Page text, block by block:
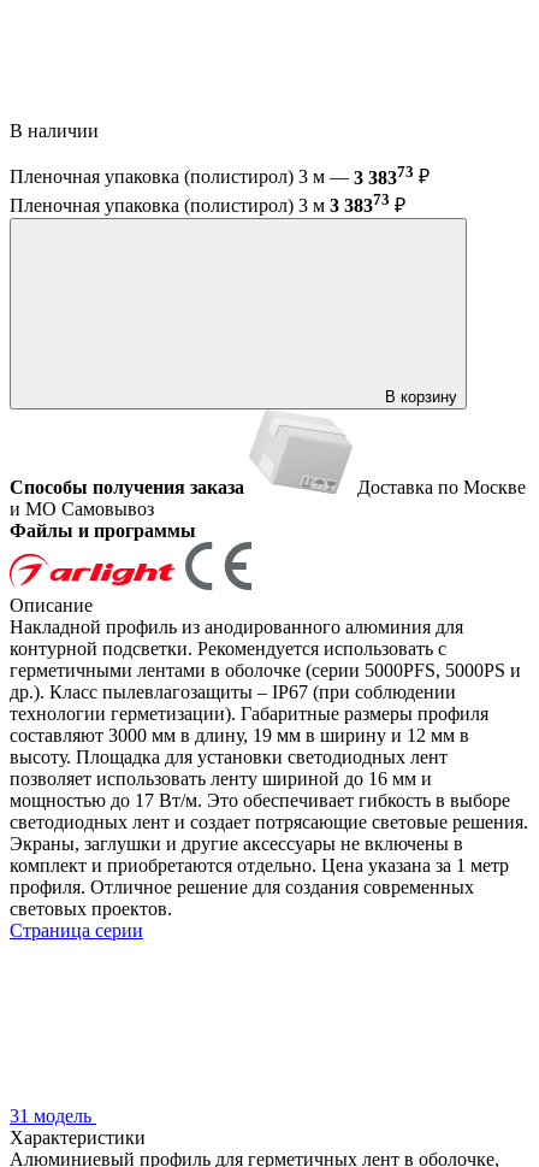
В наличии
Пленочная упаковка (полистирол) 3 м — 3 38373 ₽
Пленочная упаковка (полистирол) 3 м 3 38373 ₽
В корзину
Способы получения заказа
Доставка по Москве
и МО Самовывоз
Файлы и программы
Описание
Накладной профиль из анодированного алюминия для
контурной подсветки. Рекомендуется использовать с
герметичными лентами в оболочке (серии 5000PFS, 5000PS и
др.). Класс пылевлагозащиты – IP67 (при соблюдении
технологии герметизации). Габаритные размеры профиля
составляют 3000 мм в длину, 19 мм в ширину и 12 мм в
высоту. Площадка для установки светодиодных лент
позволяет использовать ленту шириной до 16 мм и
мощностью до 17 Вт/м. Это обеспечивает гибкость в выборе
светодиодных лент и создает потрясающие световые решения.
Экраны, заглушки и другие аксессуары не включены в
комплект и приобретаются отдельно. Цена указана за 1 метр
профиля. Отличное решение для создания современных
световых проектов.
Страница серии
31 модель
Характеристики
Алюминиевый профиль для герметичных лент в оболочке,